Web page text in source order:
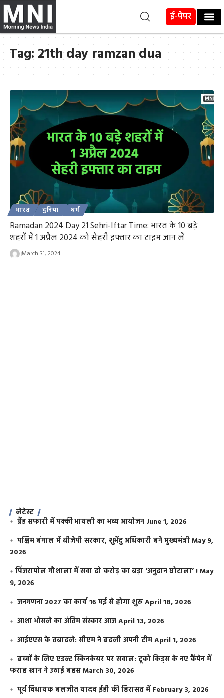
ई-पेपर
Tag: 21th day ramzan dua
भारत दुनिया धर्म
Ramadan 2024 Day 21 Sehri-Iftar Time: भारत के 10 बड़े
शहरों में 1 अप्रैल 2024 को सेहरी इफ्तार का टाइम जान लें
March 31, 2024
लेटेस्ट
ग्रैंड सफारी में पक्की भायली का भव्य आयोजन June 1, 2026
पश्चिम बंगाल में बीजेपी सरकार, शुभेंदु अधिकारी बने मुख्यमंत्रीMay 9,
2026
​पिंजरापोल गौशाला में सवा दो करोड़ का बड़ा ‘अनुदान घोटाला’ !May
9, 2026
जनगणना 2027 का कार्य 16 मई से होगा शुरूApril 18, 2026
आशा भोसले का अंतिम संस्कार आजApril 13, 2026
आईएएस के तबादले: सीएम ने बदली अपनी टीमApril 1, 2026
बच्चों के लिए एडल्ट स्किनकेयर पर सवाल: टूको किड्स के नए कैंपेन में
फराह खान ने उठाई बहसMarch 30, 2026
पूर्व विधायक बलजीत यादव ईडी की हिरासत में February 3, 2026